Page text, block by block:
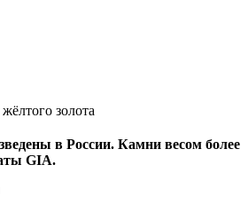
золота
в России. Камни весом более
GIA.